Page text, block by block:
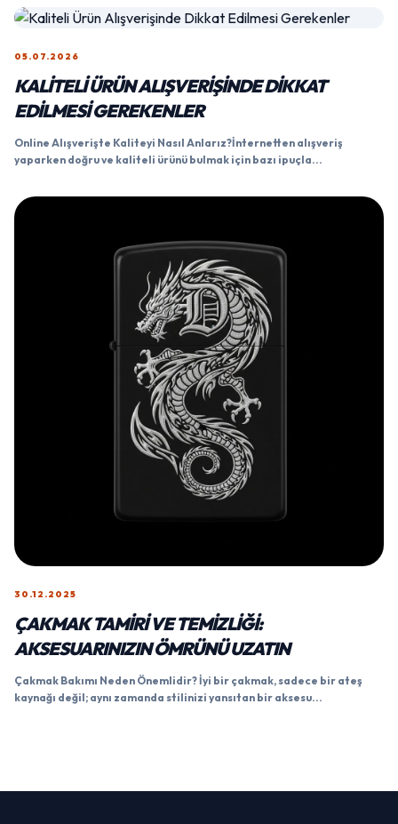
05.07.2026
KALITELI ÜRÜN ALIŞVERIŞINDE DIKKAT
EDILMESI GEREKENLER
Online Alışverişte Kaliteyi Nasıl Anlarız?İnternetten alışveriş
yaparken doğru ve kaliteli ürünü bulmak için bazı ipuçla...
30.12.2025
ÇAKMAK TAMIRI VE TEMIZLIĞI:
AKSESUARINIZIN ÖMRÜNÜ UZATIN
Çakmak Bakımı Neden Önemlidir? İyi bir çakmak, sadece bir ateş
kaynağı değil; aynı zamanda stilinizi yansıtan bir aksesu...